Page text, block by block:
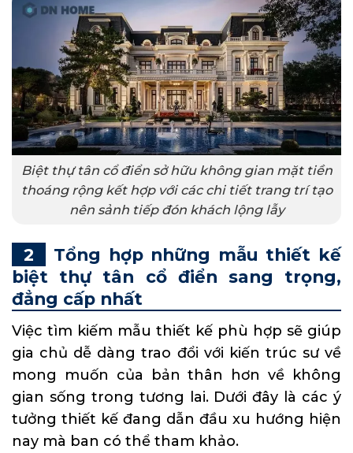
Biệt thự tân cổ điển sở hữu không gian mặt tiền
thoáng rộng kết hợp với các chi tiết trang trí tạo
nên sảnh tiếp đón khách lộng lẫy
Tổng hợp những mẫu thiết kế
biệt thự tân cổ điển sang trọng,
đẳng cấp nhất
Việc tìm kiếm mẫu thiết kế phù hợp sẽ giúp
gia chủ dễ dàng trao đổi với kiến trúc sư về
mong muốn của bản thân hơn về không
gian sống trong tương lai. Dưới đây là các ý
tưởng thiết kế đang dẫn đầu xu hướng hiện
nay mà ban có thể tham khảo.